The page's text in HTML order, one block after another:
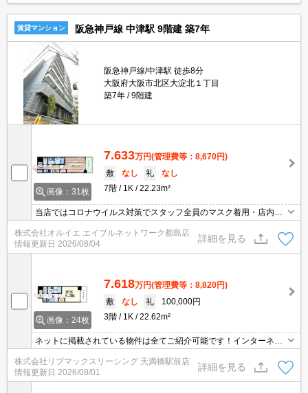
ルネットワーク南森町店」０１２０－８２１－２６０にお気軽にお
賃貸マンション 阪急神戸線 中津駅 9階建 築7年
阪急神戸線/中津駅 徒歩8分
大阪府大阪市北区大淀北１丁目
築7年
9階建
画像：31枚
7.633万円(管理費等：8,670円)
敷
なし 礼
なし
7階
1K 22.23m²
当店ではコロナウイルス対策でスタッフ全員のマスク着用・店内換
ご要望あれば写真詳細・動画での提供も相談可能です。
株式会社オルイエ エイブルネットワーク都島店
情報更新日 2026/08/04
詳細を見る
画像：24枚
7.618万円(管理費等：8,820円)
敷
なし 礼
100,000円
3階
1K 22.62m²
ネットに掲載されている物件は全てご紹介可能です！インターネッ
プレサンスシリーズ高級分譲マンションです♪ハイクオリティでお洒
落な内装が良いですね♪
株式会社リブマックスリーシング 天満橋駅前店
情報更新日 2026/08/01
詳細を見る